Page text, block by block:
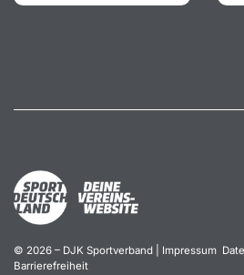
© 2026 – DJK Sportverband | Impressum
Barrierefreiheit